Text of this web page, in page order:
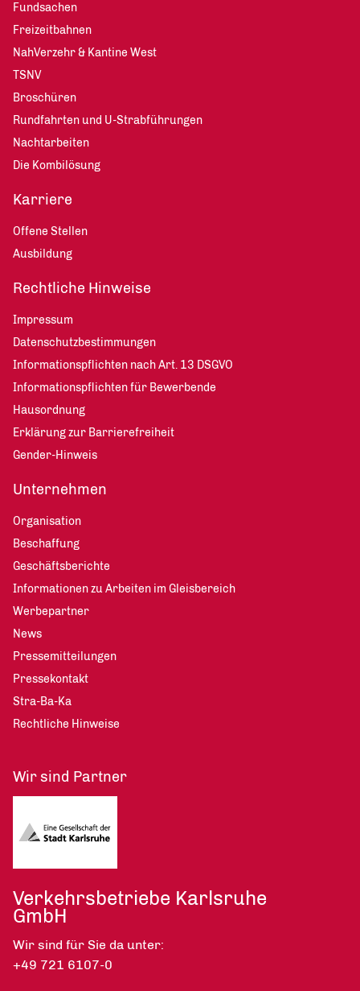
Fundsachen
Freizeitbahnen
NahVerzehr & Kantine West
TSNV
Broschüren
Rundfahrten und U-Strabführungen
Nachtarbeiten
Die Kombilösung
Karriere
Offene Stellen
Ausbildung
Rechtliche Hinweise
Impressum
Datenschutzbestimmungen
Informationspflichten nach Art. 13 DSGVO
Informationspflichten für Bewerbende
Hausordnung
Erklärung zur Barrierefreiheit
Gender-Hinweis
Unternehmen
Organisation
Beschaffung
Geschäftsberichte
Informationen zu Arbeiten im Gleisbereich
Werbepartner
News
Pressemitteilungen
Pressekontakt
Stra-Ba-Ka
Rechtliche Hinweise
Wir sind Partner
Verkehrsbetriebe Karlsruhe
GmbH
Wir sind für Sie da unter:
+49 721 6107-0